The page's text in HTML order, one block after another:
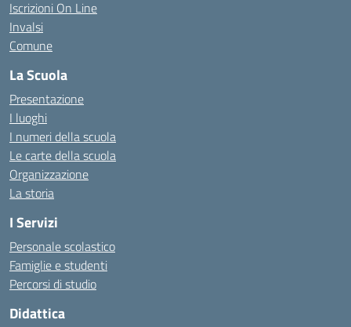
Iscrizioni On Line
Invalsi
Comune
La Scuola
Presentazione
I luoghi
I numeri della scuola
Le carte della scuola
Organizzazione
La storia
I Servizi
Personale scolastico
Famiglie e studenti
Percorsi di studio
Didattica